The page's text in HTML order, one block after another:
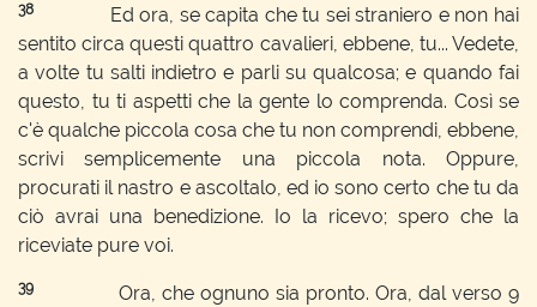
38
Ed ora, se capita che tu sei straniero e non hai
sentito circa questi quattro cavalieri, ebbene, tu... Vedete,
a volte tu salti indietro e parli su qualcosa; e quando fai
questo, tu ti aspetti che la gente lo comprenda. Così se
c'è qualche piccola cosa che tu non comprendi, ebbene,
scrivi semplicemente una piccola nota. Oppure,
procurati il nastro e ascoltalo, ed io sono certo che tu da
ciò avrai una benedizione. Io la ricevo; spero che la
riceviate pure voi.
39
Ora, che ognuno sia pronto. Ora, dal verso 9